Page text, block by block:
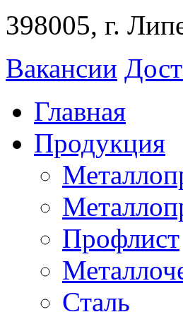
398005, г.
Вакансии
Главная
Продукция
Профлист
Сталь